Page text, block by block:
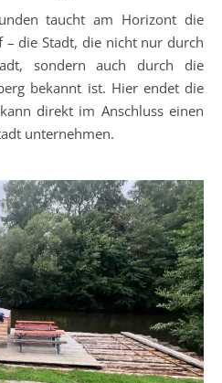
taucht am Horizont die
– die Stadt, die nicht nur durch
sondern auch durch die
bekannt ist. Hier endet die
direkt im Anschluss einen
unternehmen.